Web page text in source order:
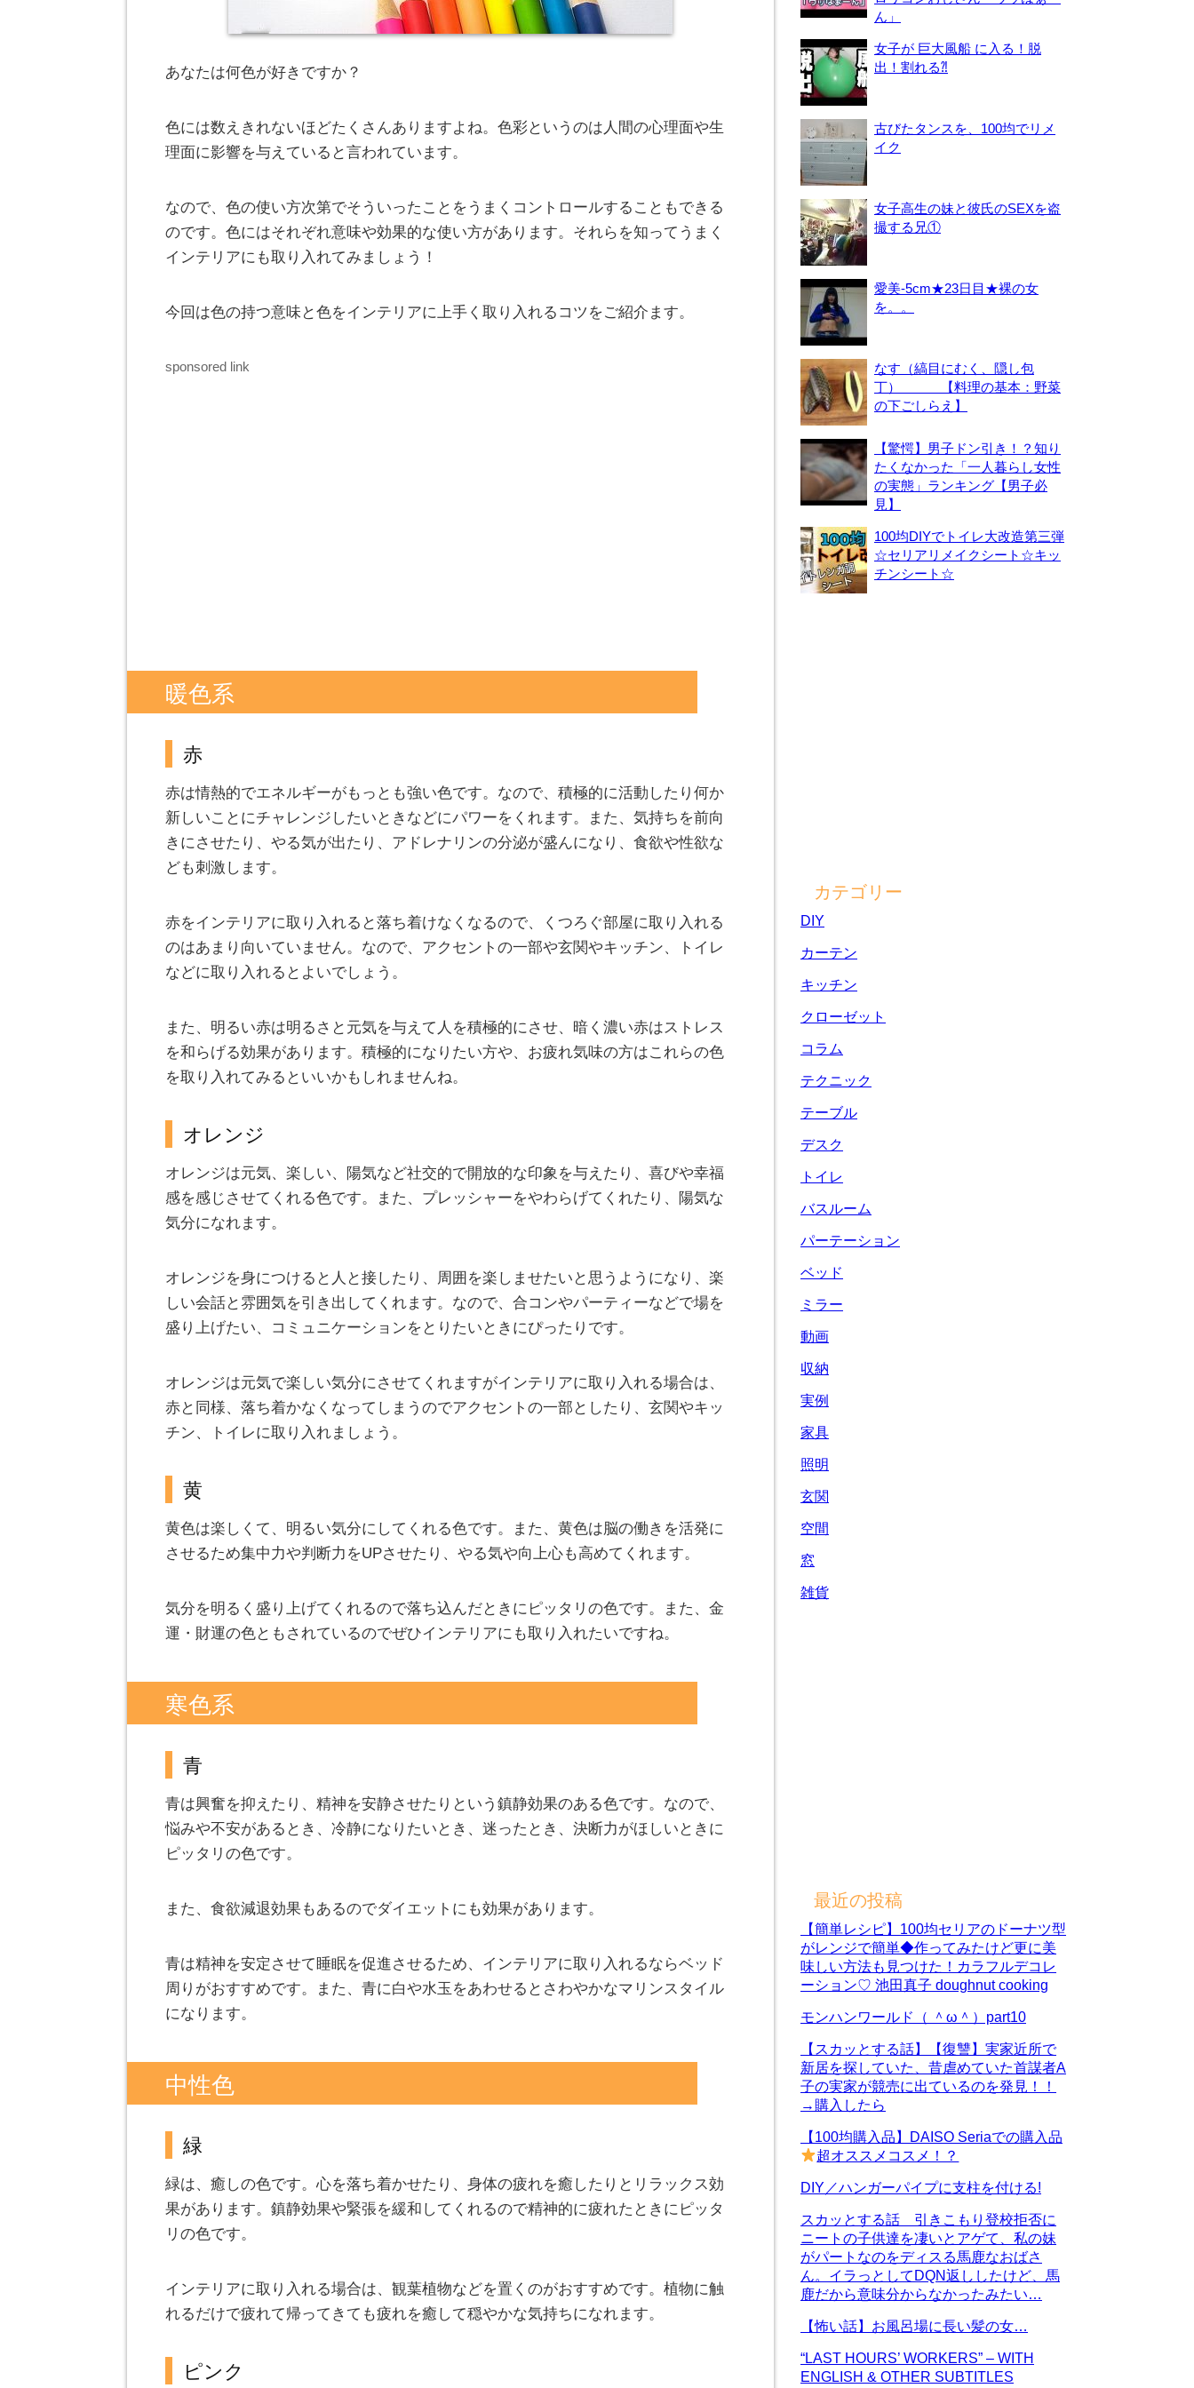
あなたは何色が好きですか？
色には数えきれないほどたくさんありますよね。色彩というのは人間の心理面や生
理面に影響を与えていると言われています。
なので、色の使い方次第でそういったことをうまくコントロールすることもできる
のです。色にはそれぞれ意味や効果的な使い方があります。それらを知ってうまく
インテリアにも取り入れてみましょう！
今回は色の持つ意味と色をインテリアに上手く取り入れるコツをご紹介ます。
sponsored link
暖色系
赤
赤は情熱的でエネルギーがもっとも強い色です。なので、積極的に活動したり何か
新しいことにチャレンジしたいときなどにパワーをくれます。また、気持ちを前向
きにさせたり、やる気が出たり、アドレナリンの分泌が盛んになり、食欲や性欲な
ども刺激します。
赤をインテリアに取り入れると落ち着けなくなるので、くつろぐ部屋に取り入れる
のはあまり向いていません。なので、アクセントの一部や玄関やキッチン、トイレ
などに取り入れるとよいでしょう。
また、明るい赤は明るさと元気を与えて人を積極的にさせ、暗く濃い赤はストレス
を和らげる効果があります。積極的になりたい方や、お疲れ気味の方はこれらの色
を取り入れてみるといいかもしれませんね。
オレンジ
オレンジは元気、楽しい、陽気など社交的で開放的な印象を与えたり、喜びや幸福
感を感じさせてくれる色です。また、プレッシャーをやわらげてくれたり、陽気な
気分になれます。
オレンジを身につけると人と接したり、周囲を楽しませたいと思うようになり、楽
しい会話と雰囲気を引き出してくれます。なので、合コンやパーティーなどで場を
盛り上げたい、コミュニケーションをとりたいときにぴったりです。
オレンジは元気で楽しい気分にさせてくれますがインテリアに取り入れる場合は、
赤と同様、落ち着かなくなってしまうのでアクセントの一部としたり、玄関やキッ
チン、トイレに取り入れましょう。
黄
黄色は楽しくて、明るい気分にしてくれる色です。また、黄色は脳の働きを活発に
させるため集中力や判断力をUPさせたり、やる気や向上心も高めてくれます。
気分を明るく盛り上げてくれるので落ち込んだときにピッタリの色です。また、金
運・財運の色ともされているのでぜひインテリアにも取り入れたいですね。
寒色系
青
青は興奮を抑えたり、精神を安静させたりという鎮静効果のある色です。なので、
悩みや不安があるとき、冷静になりたいとき、迷ったとき、決断力がほしいときに
ピッタリの色です。
また、食欲減退効果もあるのでダイエットにも効果があります。
青は精神を安定させて睡眠を促進させるため、インテリアに取り入れるならベッド
周りがおすすめです。また、青に白や水玉をあわせるとさわやかなマリンスタイル
になります。
中性色
緑
緑は、癒しの色です。心を落ち着かせたり、身体の疲れを癒したりとリラックス効
果があります。鎮静効果や緊張を緩和してくれるので精神的に疲れたときにピッタ
リの色です。
インテリアに取り入れる場合は、観葉植物などを置くのがおすすめです。植物に触
れるだけで疲れて帰ってきても疲れを癒して穏やかな気持ちになれます。
ピンク
ん」
女子が 巨大風船 に入る！脱
出！割れる⁈
古びたタンスを、100均でリメ
イク
女子高生の妹と彼氏のSEXを盗
撮する兄①
愛美-5cm★23日目★裸の女
を。。
なす（縞目にむく、隠し包
丁） 【料理の基本：野菜
の下ごしらえ】
【驚愕】男子ドン引き！？知り
たくなかった「一人暮らし女性
の実態」ランキング【男子必
見】
100均DIYでトイレ大改造第三弾
☆セリアリメイクシート☆キッ
チンシート☆
カテゴリー
DIY
カーテン
キッチン
クローゼット
コラム
テクニック
テーブル
デスク
トイレ
バスルーム
パーテーション
ベッド
ミラー
動画
収納
実例
家具
照明
玄関
空間
窓
雑貨
最近の投稿
【簡単レシピ】100均セリアのドーナツ型
がレンジで簡単◆作ってみたけど更に美
味しい方法も見つけた！カラフルデコレ
ーション♡ 池田真子 doughnut cooking
モンハンワールド（ ＾ω＾）part10
【スカッとする話】【復讐】実家近所で
新居を探していた、昔虐めていた首謀者A
子の実家が競売に出ているのを発見！！
→購入したら
【100均購入品】DAISO Seriaでの購入品
超オススメコスメ！？
DIY／ハンガーパイプに支柱を付ける!
スカッとする話 引きこもり登校拒否に
ニートの子供達を凄いとアゲて、私の妹
がパートなのをディスる馬鹿なおばさ
ん。イラっとしてDQN返ししたけど、馬
鹿だから意味分からなかったみたい…
【怖い話】お風呂場に長い髪の女…
“LAST HOURS’ WORKERS” – WITH
ENGLISH & OTHER SUBTITLES